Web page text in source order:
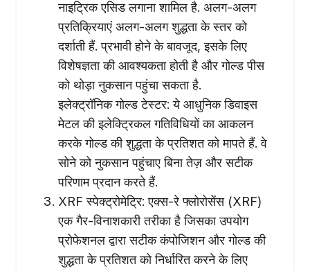
नाइट्रिक एसिड लगाना शामिल है. अलग-अलग
प्रतिक्रियाएं अलग-अलग शुद्धता के स्तर को
दर्शाती हैं. प्रभावी होने के बावजूद, इसके लिए
विशेषज्ञता की आवश्यकता होती है और गोल्ड पीस
को थोड़ा नुकसान पहुंचा सकता है.
इलेक्ट्रॉनिक गोल्ड टेस्टर: ये आधुनिक डिवाइस
मेटल की इलेक्ट्रिकल गतिविधियों का आकलन
करके गोल्ड की शुद्धता के प्रतिशत को मापते हैं. वे
सोने को नुकसान पहुंचाए बिना तेज़ और सटीक
परिणाम प्रदान करते हैं.
XRF स्पेक्ट्रोमेट्रि: एक्स-रे फ्लोरोसेंस (XRF)
एक गैर-विनाशकारी तरीका है जिसका उपयोग
प्रोफेशनल द्वारा सटीक कंपोजिशन और गोल्ड की
शुद्धता के प्रतिशत को निर्धारित करने के लिए